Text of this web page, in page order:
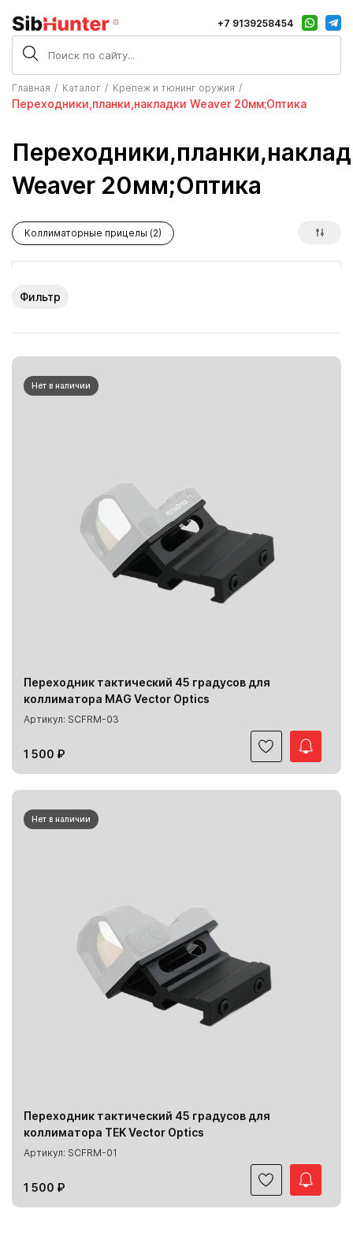
+7 9139258454
Главная Каталог Крепеж и тюнинг оружия
Переходники,планки,накладки Weaver 20мм;Оптика
Weaver 20мм;Оптика
Коллиматорные прицелы (2)
Фильтр
Нет в наличии
Переходник тактический 45 градусов для
коллиматора MAG Vector Optics
Артикул: SCFRM-03
1 500 ₽
Нет в наличии
Переходник тактический 45 градусов для
коллиматора TEK Vector Optics
Артикул: SCFRM-01
1 500 ₽